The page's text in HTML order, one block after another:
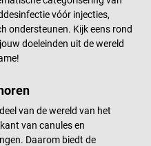
Leveringsomvang 1 B. Braun
Perfusor compact plus
spuitpomp Gebruiksaanwijzing
vóór injecties,
ondersteunen. Kijk eens rond
doeleinden uit de wereld
van de wereld van het
van canules en
Daarom biedt de